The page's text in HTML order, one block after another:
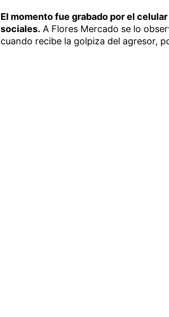
El momento fue grabado por el
sociales. A Flores Mercado se lo
cuando recibe la golpiza del agresor,